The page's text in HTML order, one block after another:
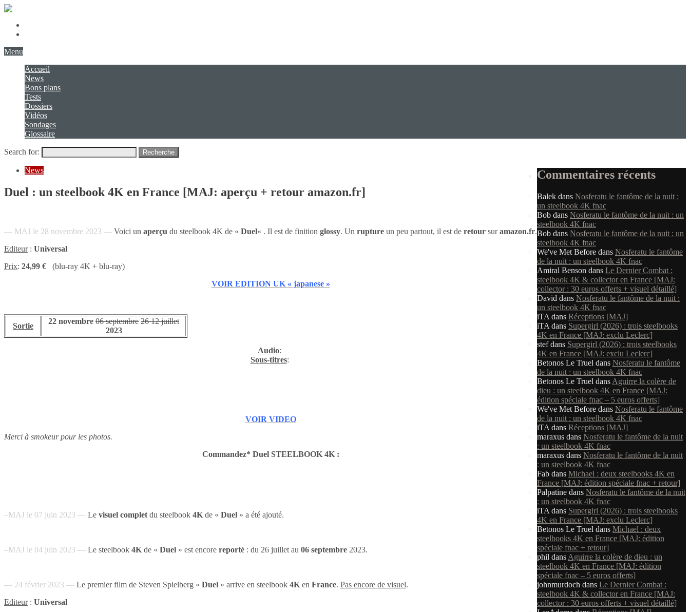
Menu
Accueil
News
Bons plans
Tests
Dossiers
Vidéos
Sondages
Glossaire
Search for: Recherche
News
Duel : un steelbook 4K en France [MAJ: aperçu + retour amazon.fr]
— MAJ le 28 novembre 2023 — Voici un aperçu du steelbook 4K de « Duel« . Il est de finition glossy. Un rupture un peu partout, il est de retour suramazon.fr.
Editeur: Universal
Prix: 24,99 € (blu-ray 4K + blu-ray)
VOIR EDITION UK « japanese »
Sortie
22 novembre 06 septembre 2612juillet
2023
Audio:
Sous-titres:
VOIR VIDEO
Merci à smokeur pour les photos.
Commandez* Duel STEELBOOK 4K :
–MAJ le 07 juin 2023 — Le visuel complet du steelbook 4K de « Duel » a été ajouté.
–MAJ le 04 juin 2023 — Le steelbook 4K de « Duel » est encore reporté : du 26 juillet au 06 septembre 2023.
— 24 février 2023 — Le premier film de Steven Spielberg « Duel » arrive en steelbook 4K en France. Pas encore de visuel.
Editeur: Universal
Commentaires récents
Balek dans Nosferatu le fantôme de la nuit :
un steelbook 4K fnac
Bob dans Nosferatu le fantôme de la nuit : un
steelbook 4K fnac
Bob dans Nosferatu le fantôme de la nuit : un
steelbook 4K fnac
We've Met Before dans Nosferatu le fantôme
de la nuit : un steelbook 4K fnac
Amiral Benson dans Le Dernier Combat :
steelbook 4K & collector en France [MAJ:
collector : 30 euros offerts + visuel détaillé]
David dans Nosferatu le fantôme de la nuit :
un steelbook 4K fnac
iTA dans Réceptions [MAJ]
iTA dans Supergirl (2026) : trois steelbooks
4K en France [MAJ: exclu Leclerc]
stefdans Supergirl (2026) : trois steelbooks
4K en France [MAJ: exclu Leclerc]
Betonos Le Truel dans Nosferatu le fantôme
de la nuit : un steelbook 4K fnac
Betonos Le Truel dans Aguirre la colère de
dieu : un steelbook 4K en France [MAJ:
édition spéciale fnac – 5 euros offerts]
We've Met Before dans Nosferatu le fantôme
de la nuit : un steelbook 4K fnac
iTA dans Réceptions [MAJ]
maraxus dans Nosferatu le fantôme de la nuit
: un steelbook 4K fnac
maraxus dans Nosferatu le fantôme de la nuit
: un steelbook 4K fnac
Fab dans Michael : deux steelbooks 4K en
France [MAJ: édition spéciale fnac + retour]
Palpatine dans Nosferatu le fantôme de la nuit
: un steelbook 4K fnac
iTA dans Supergirl (2026) : trois steelbooks
4K en France [MAJ: exclu Leclerc]
Betonos Le Truel dans Michael : deux
steelbooks 4K en France [MAJ: édition
spéciale fnac + retour]
phil dans Aguirre la colère de dieu : un
steelbook 4K en France [MAJ: édition
spéciale fnac – 5 euros offerts]
johnmurdoch dans Le Dernier Combat :
steelbook 4K & collector en France [MAJ:
collector : 30 euros offerts + visuel détaillé]